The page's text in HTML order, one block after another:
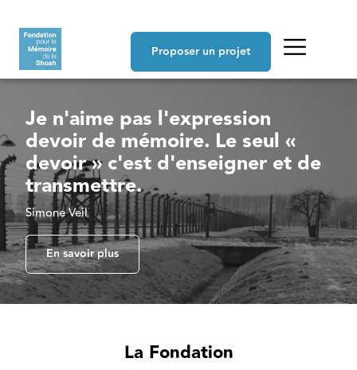
Proposer un projet
Je n'aime pas l'expression
devoir de mémoire. Le seul «
devoir » c'est d'enseigner et de
transmettre.
Simone Veil
En savoir plus
La Fondation